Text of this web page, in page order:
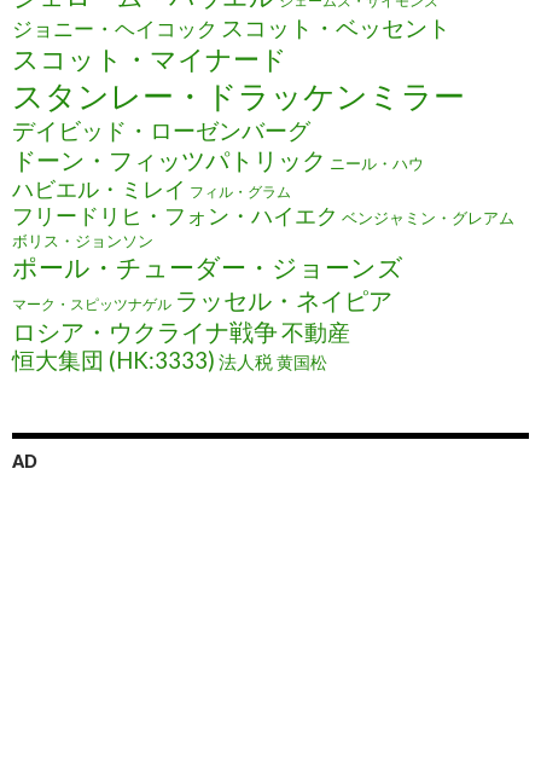
ジョニー・ヘイコック スコット・ベッセント
スコット・マイナード
スタンレー・ドラッケンミラー
デイビッド・ローゼンバーグ
ドーン・フィッツパトリック ニール・ハウ
ハビエル・ミレイ フィル・グラム
フリードリヒ・フォン・ハイエク ベンジャミン・グレアム
ボリス・ジョンソン
ポール・チューダー・ジョーンズ
マーク・スピッツナゲル ラッセル・ネイピア
ロシア・ウクライナ戦争不動産
恒大集団 (HK:3333) 法人税黄国松
AD